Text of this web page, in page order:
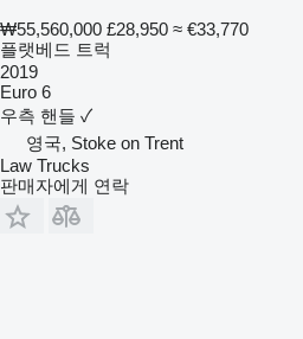
₩55,560,000 £28,950 ≈ €33,770
플랫베드 트럭
2019
Euro 6
우측 핸들 ✓
영국, Stoke on Trent
Law Trucks
판매자에게 연락